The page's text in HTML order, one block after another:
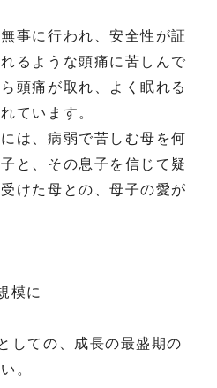
事に行われ、安全性が証
るような頭痛に苦しんで
頭痛が取れ、よく眠れる
ています。
は、病弱で苦しむ母を何
と、その息子を信じて疑
けた母との、母子の愛が
模に
ての、成長の最盛期の
。